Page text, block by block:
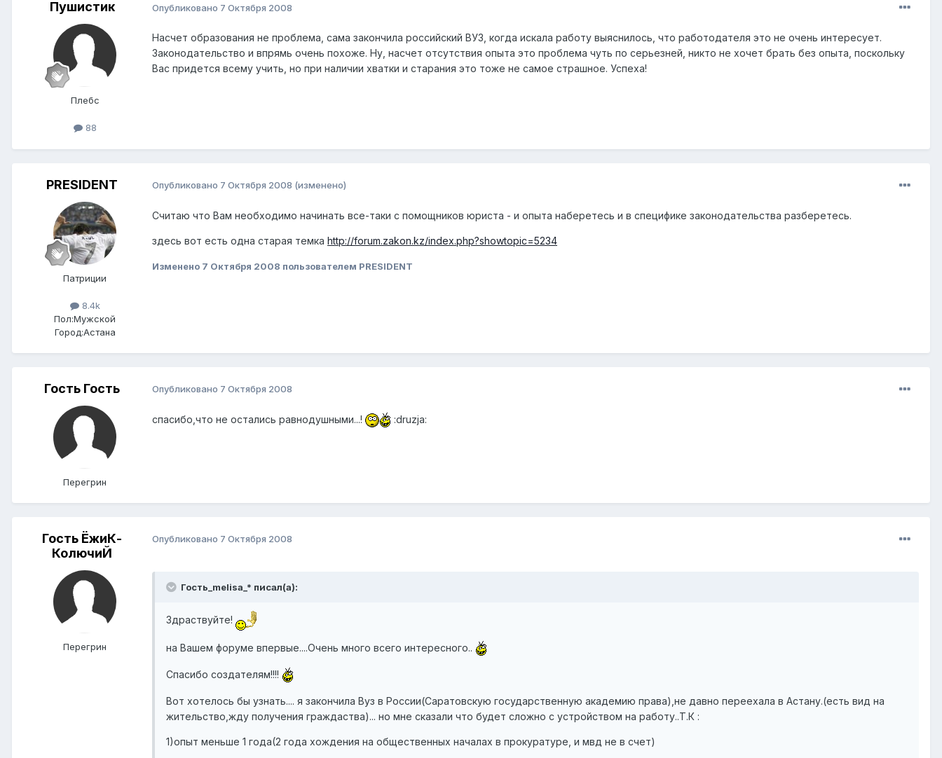
Пушистик
Плебс
88
Опубликовано 7 Октября 2008
Насчет образования не проблема, сама закончила российский ВУЗ, когда искала работу выяснилось, что работодателя это не очень интересует.
Законодательство и впрямь очень похоже. Ну, насчет отсутствия опыта это проблема чуть по серьезней, никто не хочет брать без опыта, поскольку
Вас придется всему учить, но при наличии хватки и старания это тоже не самое страшное. Успеха!
PRESIDENT
Патриции
8.4k
Пол:Мужской
Город:Астана
Опубликовано 7 Октября 2008 (изменено)
Считаю что Вам необходимо начинать все-таки с помощников юриста - и опыта наберетесь и в специфике законодательства разберетесь.
здесь вот есть одна старая темка http://forum.zakon.kz/index.php?showtopic=5234
Изменено 7 Октября 2008 пользователем PRESIDENT
Гость Гость
Перегрин
Опубликовано 7 Октября 2008
спасибо,что не остались равнодушными...! :druzja:
Гость ЁжиК-
КолючиЙ
Перегрин
Опубликовано 7 Октября 2008
Гость_melisa_* писал(а):
Здраствуйте!
на Вашем форуме впервые....Очень много всего интересного..
Спасибо создателям!!!!
Вот хотелось бы узнать.... я закончила Вуз в России(Саратовскую государственную академию права),не давно переехала в Астану.(есть вид на
жительство,жду получения граждаства)... но мне сказали что будет сложно с устройством на работу..Т.К :
1)опыт меньше 1 года(2 года хождения на общественных началах в прокуратуре, и мвд не в счет)